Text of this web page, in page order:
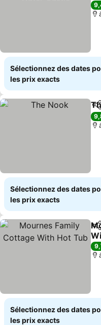
Sélectionnez des dates
les prix exacts
Sélectionnez des dates
les prix exacts
Sélectionnez des dates
les prix exacts